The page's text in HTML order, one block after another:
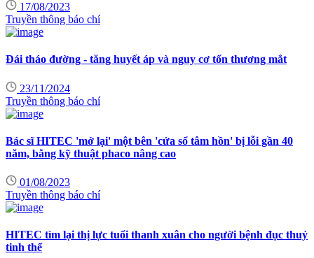
17/08/2023
Truyền thông báo chí
Đái tháo đường - tăng huyết áp và nguy cơ tổn thương mắt
23/11/2024
Truyền thông báo chí
Bác sĩ HITEC 'mở lại' một bên 'cửa sổ tâm hồn' bị lỗi gần 40
năm, bằng kỹ thuật phaco nâng cao
01/08/2023
Truyền thông báo chí
HITEC tìm lại thị lực tuổi thanh xuân cho người bệnh đục thuỷ
tinh thể